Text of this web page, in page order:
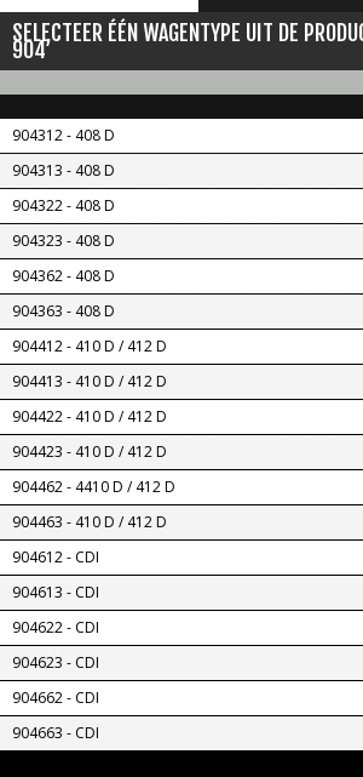
SELECTEER ÉÉN WAGENTYPE UIT DE
904’
904312 - 408 D
904313 - 408 D
904322 - 408 D
904323 - 408 D
904362 - 408 D
904363 - 408 D
904412 - 410 D / 412 D
904413 - 410 D / 412 D
904422 - 410 D / 412 D
904423 - 410 D / 412 D
904462 - 4410 D / 412 D
904463 - 410 D / 412 D
904612 - CDI
904613 - CDI
904622 - CDI
904623 - CDI
904662 - CDI
904663 - CDI